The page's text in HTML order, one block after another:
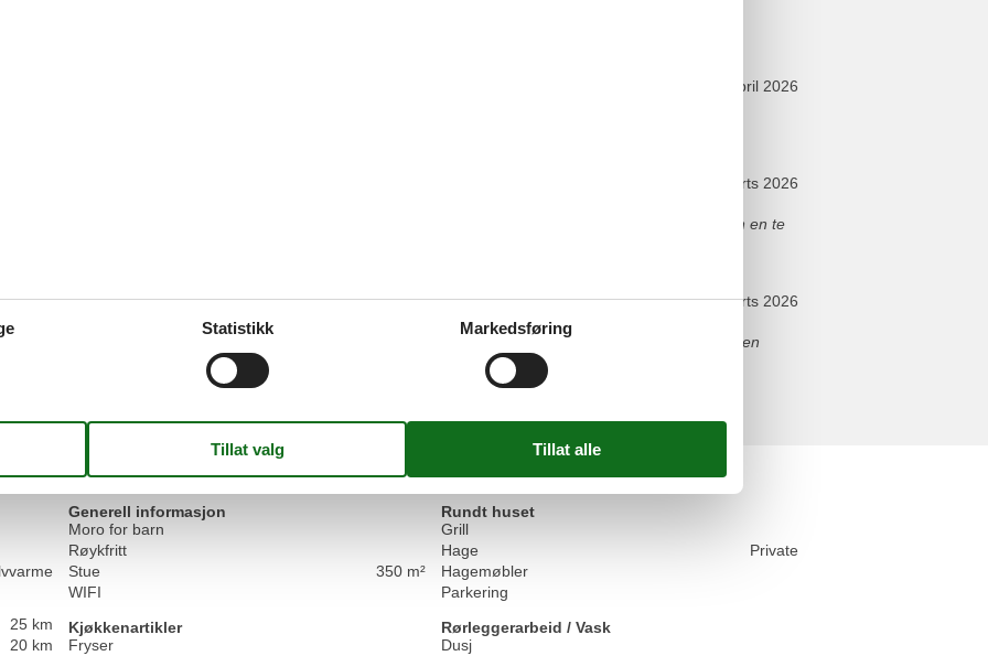
april 2026
marts 2026
Als Rucksacktourist vond ik deze Mühle charmant en bood ruimte om maaltijden te koken en te
4,5 marts 2026
Deze molen was handig voor mijn werkreis, en de verwarming hield het gezellig. Bovendien
bood het nabijgelegen bos een fijne ontsnapping na een lange dag.
Fasiliteter
25 km
20 km
Generell informasjon
Moro for barn
Røykfritt
Stue
350 m²
WIFI
Kjøkkenartikler
Fryser
Rundt huset
Grill
Hage
Private
Hagemøbler
Parkering
Rørleggerarbeid / Vask
Dusj
Statistikk Markedsføring